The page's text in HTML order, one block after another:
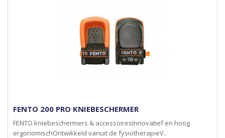
FENTO 200 PRO KNIEBESCHERMER
FENTO kniebeschermers & accessoiresInnovatief en hoog
ergonomischOntwikkeld vanuit de fysiotherapieV..